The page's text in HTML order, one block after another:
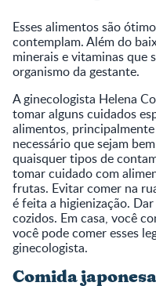
Esses alimentos são
contemplam. Além do
minerais e vitaminas que
organismo da gestante.
A ginecologista Helena
tomar alguns cuidados
alimentos,
necessário que sejam
quaisquer tipos de
tomar cuidado com
frutas. Evitar comer na
é feita a higienização.
cozidos. Em casa, você
você pode comer esses
ginecologista.
Comida